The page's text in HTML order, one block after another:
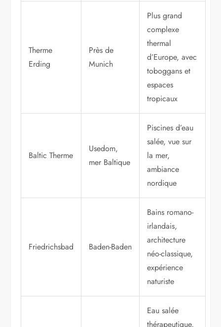
Therme
Erding
Près de
Munich
Plus grand
complexe
thermal
d’Europe, avec
toboggans et
espaces
tropicaux
Baltic Therme
Usedom,
mer Baltique
Piscines d’eau
salée, vue sur
la mer,
ambiance
nordique
Friedrichsbad Baden-Baden
Bains romano-
irlandais,
architecture
néo-classique,
expérience
naturiste
Eau salée
thérapeutique,